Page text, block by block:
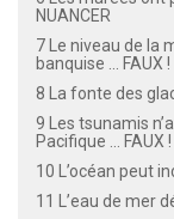
NUANCER
7 Le niveau de la
banquise ... FAUX !
8 La fonte des
9 Les tsunamis
Pacifique ... FAUX !
10 L’océan peut
11 L’eau de mer